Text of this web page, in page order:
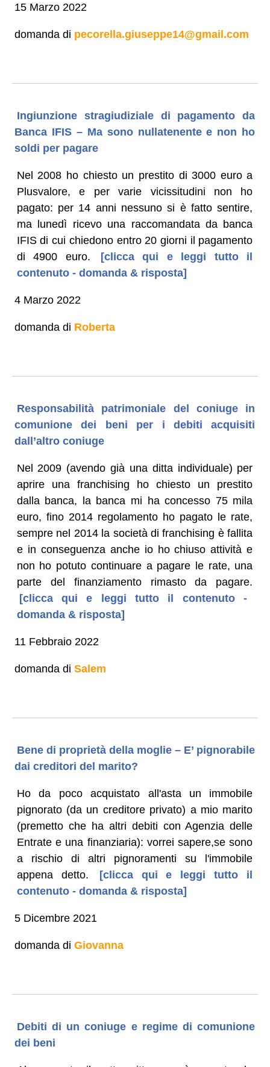
15 Marzo 2022
domanda di pecorella.giuseppe14@gmail.com
Ingiunzione stragiudiziale di pagamento da
Banca IFIS – Ma sono nullatenente e non ho
soldi per pagare
Nel 2008 ho chiesto un prestito di 3000 euro a
Plusvalore, e per varie vicissitudini non ho
pagato: per 14 anni nessuno si è fatto sentire,
ma lunedì ricevo una raccomandata da banca
IFIS di cui chiedono entro 20 giorni il pagamento
di 4900 euro.
[clicca qui e leggi tutto il
contenuto - domanda & risposta]
4 Marzo 2022
domanda di Roberta
Responsabilità patrimoniale del coniuge in
comunione dei beni per i debiti acquisiti
dall’altro coniuge
Nel 2009 (avendo già una ditta individuale) per
aprire una franchising ho chiesto un prestito
dalla banca, la banca mi ha concesso 75 mila
euro, fino 2014 regolamento ho pagato le rate,
sempre nel 2014 la società di franchising è fallita
e in conseguenza anche io ho chiuso attività e
non ho potuto continuare a pagare le rate, una
parte del finanziamento rimasto da pagare.
[clicca qui e leggi tutto il contenuto -
domanda & risposta]
11 Febbraio 2022
domanda di Salem
Bene di proprietà della moglie – E’ pignorabile
dai creditori del marito?
Ho da poco acquistato all'asta un immobile
pignorato (da un creditore privato) a mio marito
(premetto che ha altri debiti con Agenzia delle
Entrate e una finanziaria): vorrei sapere,se sono
a rischio di altri pignoramenti su l'immobile
appena detto.
[clicca qui e leggi tutto il
contenuto - domanda & risposta]
5 Dicembre 2021
domanda di Giovanna
Debiti di un coniuge e regime di comunione
dei beni